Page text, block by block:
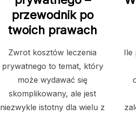
przewodnik po
twoich prawach
Zwrot kosztów leczenia
prywatnego to temat, który
może wydawać się
skomplikowany, ale jest
niezwykle istotny dla wielu z
Ile